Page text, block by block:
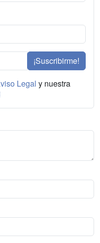
¡Suscribirme!
Legal y nuestra